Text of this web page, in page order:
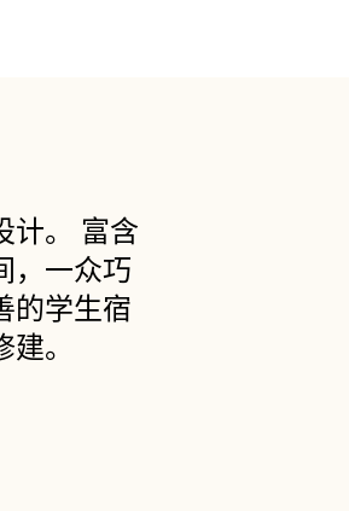
计。 富含
，一众巧
的学生宿
。